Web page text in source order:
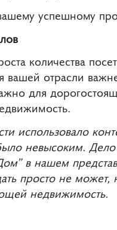
успешному
количества
отрасли
для
использовало
невысоким.
в нашем
просто не
недвижимость.